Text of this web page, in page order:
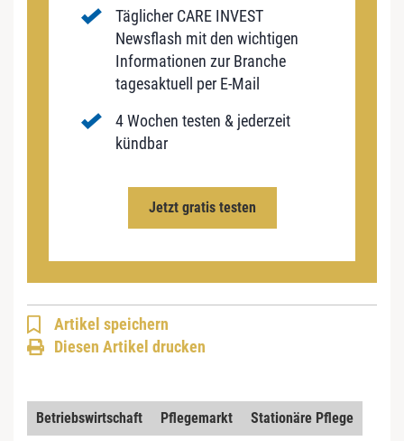
Täglicher CARE INVEST
Newsflash mit den wichtigen
Informationen zur Branche
tagesaktuell per E-Mail
4 Wochen testen & jederzeit
kündbar
Jetzt gratis testen
Artikel speichern
Diesen Artikel drucken
Betriebswirtschaft Pflegemarkt Stationäre Pflege